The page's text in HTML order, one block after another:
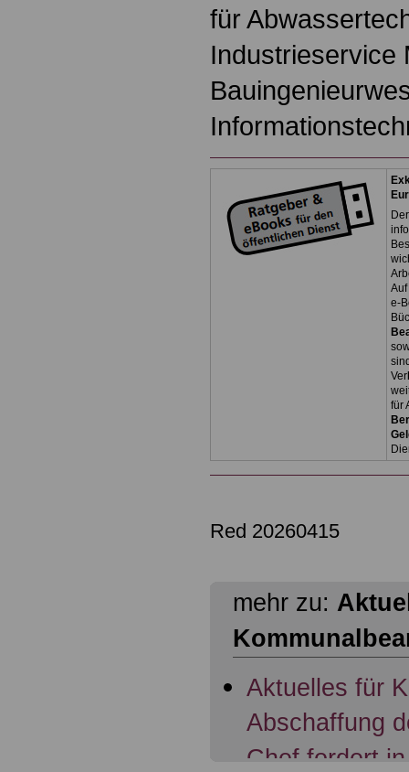
für
Industrieservice
e-
Ver
für
Red 20260415
mehr zu:
Aktuelles für
Abschaffung
Chef fordert